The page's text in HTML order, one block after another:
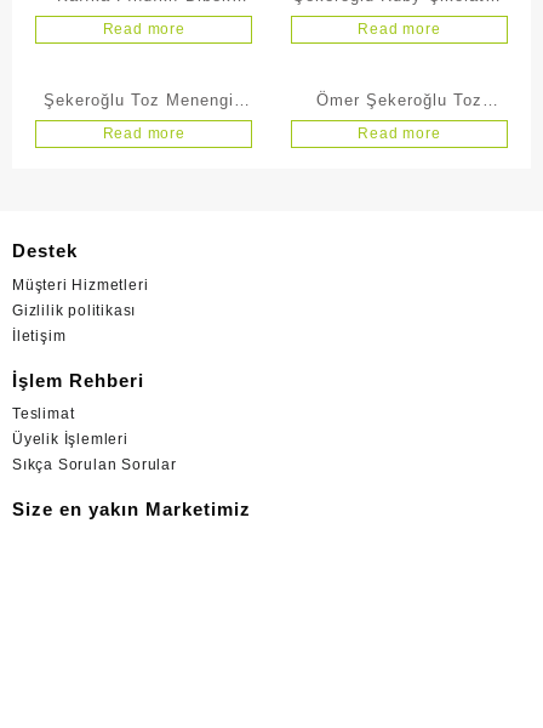
Kahvesi 200 gr
Read more
Kahve 250 g
Read more
Şekeroğlu Toz Menengiç
Kahvesi Express Teneke
Read more
Ömer Şekeroğlu Toz
Menengiç Kahvesi 200 g
Read more
Destek
Müşteri Hizmetleri
Gizlilik politikası
İletişim
İşlem Rehberi
Teslimat
Üyelik İşlemleri
Sıkça Sorulan Sorular
Size en yakın Marketimiz